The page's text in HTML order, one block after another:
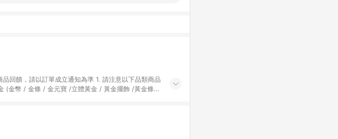
單成立通知為準 1. 請注意以下品類商品
(金幣 / 金條 / 金元寶 /立體黃金 / 黃金擺飾 /黃金條
商店」及顯示商店名稱者(指定活動店家除外) 3. 訂